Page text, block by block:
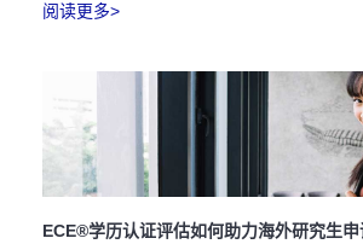
阅读更多>
ECE®学历认证评估如何助力海外研究生申